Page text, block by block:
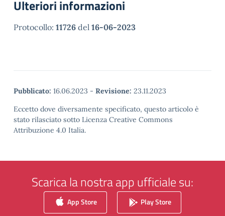
Ulteriori informazioni
Protocollo: 11726 del 16-06-2023
Pubblicato: 16.06.2023 - Revisione: 23.11.2023
Eccetto dove diversamente specificato, questo articolo è
stato rilasciato sotto Licenza Creative Commons
Attribuzione 4.0 Italia.
Scarica la nostra app ufficiale su:
App Store Play Store